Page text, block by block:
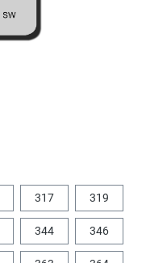
317 319
344 346